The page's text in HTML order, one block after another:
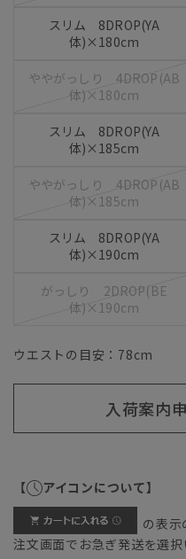
スリム 8DROP(YA
体)×180cm
ややがっしり 4DROP(AB
体)×180cm
スリム 8DROP(YA
体)×185cm
ややがっしり 4DROP(AB
体)×185cm
スリム 8DROP(YA
体)×190cm
がっしり 2DROP(BE
体)×190cm
ウエストの目安： 78cm
入荷案内
【 アイコンについて】
の表示
注文画面でお急ぎ発送を選択